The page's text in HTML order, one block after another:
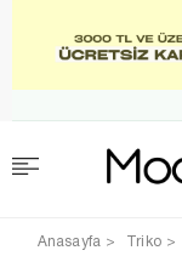
Anasayfa Triko